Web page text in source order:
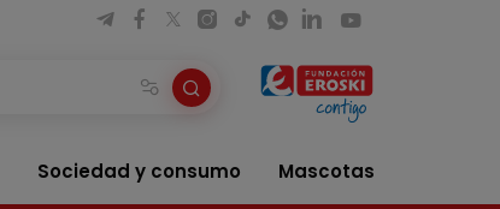
Sociedad y consumo Mascotas